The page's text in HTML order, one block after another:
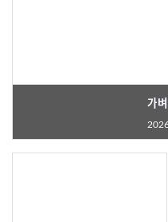
가